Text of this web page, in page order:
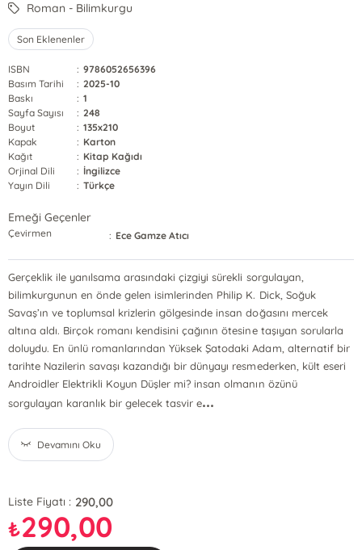
Roman - Bilimkurgu
Son Eklenenler
ISBN : 9786052656396
Basım Tarihi
: 2025-10
Baskı
: 1
Sayfa Sayısı
: 248
Boyut
: 135x210
Kapak
: Karton
Kağıt
: Kitap Kağıdı
Orjinal Dili
: İngilizce
Yayın Dili
: Türkçe
Emeği Geçenler
Çevirmen : Ece Gamze Atıcı
Gerçeklik ile yanılsama arasındaki çizgiyi sürekli sorgulayan,
bilimkurgunun en önde gelen isimlerinden Philip K. Dick, Soğuk
Savaş’ın ve toplumsal krizlerin gölgesinde insan doğasını mercek
altına aldı. Birçok romanı kendisini çağının ötesine taşıyan sorularla
doluydu. En ünlü romanlarından Yüksek Şatodaki Adam, alternatif bir
tarihte Nazilerin savaşı kazandığı bir dünyayı resmederken, kült eseri
Androidler Elektrikli Koyun Düşler mi? insan olmanın özünü
sorgulayan karanlık bir gelecek tasvir e...
Devamını Oku
Liste Fiyatı : 290,00
₺290,00